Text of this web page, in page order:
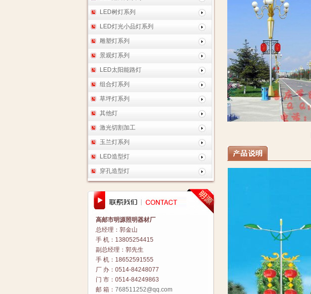
LED树灯系列
LED灯光小品灯系列
雕塑灯系列
景观灯系列
LED太阳能路灯
组合灯系列
草坪灯系列
其他灯
激光切割加工
玉兰灯系列
LED造型灯
穿孔造型灯
高邮市明源照明器材厂
总经理：郭金山
手 机：13805254415
副总经理：郭先生
手 机：18652591555
厂 办：0514-84248077
门 市：0514-84249863
邮 箱： 768511252@qq.com